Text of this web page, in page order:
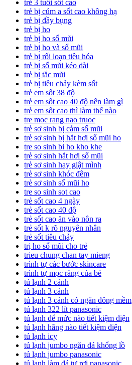
trẻ 3 tuổi sốt cao
trẻ bị cúm a sốt cao không hạ
trẻ bị đầy bụng
trẻ bị ho
trẻ bị ho sổ mũi
trẻ bị ho và sổ mũi
trẻ bị rối loạn tiêu hóa
trẻ bị sổ mũi kéo dài
trẻ bị tắc mũi
trẻ bị tiêu chảy kèm sốt
trẻ em sốt 38 độ
trẻ em sốt cao 40 độ nên làm gì
trẻ em sốt cao thì làm thế nào
tre moc rang nao truoc
trẻ sơ sinh bị cảm sổ mũi
trẻ sơ sinh bị hắt hơi sổ mũi ho
tre so sinh bi ho kho khe
trẻ sơ sinh hắt hơi sổ mũi
trẻ sơ sinh hay giật mình
trẻ sơ sinh khóc đêm
trẻ sơ sinh sổ mũi ho
tre so sinh sot cao
trẻ sốt cao 4 ngày
trẻ sốt cao 40 độ
trẻ sốt cao ăn vào nôn ra
trẻ sốt k rõ nguyên nhân
trẻ sốt tiêu chảy
trị ho sổ mũi cho trẻ
trieu chung chan tay mieng
trình tự các bước skincare
trình tự mọc răng của bé
tủ lạnh 2 cánh
tủ lạnh 3 cánh
tủ lạnh 3 cánh có ngăn đông mềm
tủ lạnh 322 lít panasonic
tủ lạnh để mức nào tiết kiệm điện
tủ lạnh hãng nào tiết kiệm điện
tủ lạnh icy
tủ lạnh jumbo ngăn đá khổng lồ
tủ lạnh jumbo panasonic